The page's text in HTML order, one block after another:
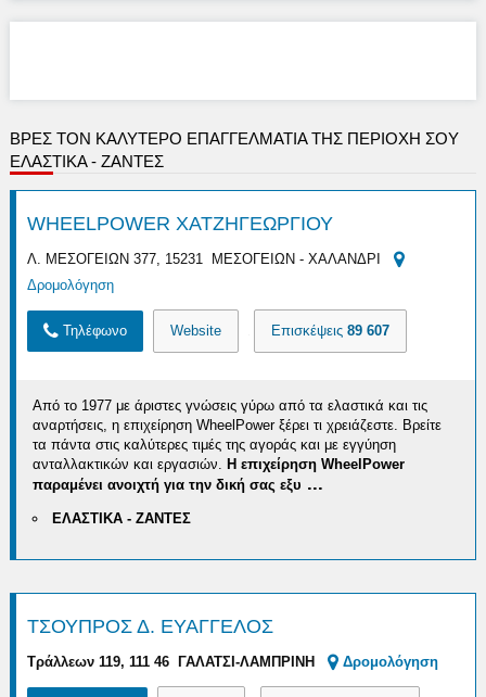
ΒΡΕΣ ΤΟΝ ΚΑΛΎΤΕΡΟ ΕΠΑΓΓΕΛΜΑΤΊΑ ΤΗΣ ΠΕΡΙΟΧΉ ΣΟΥ
ΕΛΑΣΤΙΚΑ - ΖΑΝΤΕΣ
WHEELPOWER ΧΑΤΖΗΓΕΩΡΓΙΟΥ
Λ. ΜΕΣΟΓΕΙΩΝ 377, 15231 ΜΕΣΟΓΕΙΩΝ - ΧΑΛΑΝΔΡΙ
Δρομολόγηση
Τηλέφωνο Website Επισκέψεις89 607
Από το 1977 με άριστες γνώσεις γύρω από τα ελαστικά και τις
αναρτήσεις, η επιχείρηση WheelPower ξέρει τι χρειάζεστε. Βρείτε
τα πάντα στις καλύτερες τιμές της αγοράς και με εγγύηση
ανταλλακτικών και εργασιών.
Η επιχείρηση WheelPower
παραμένει ανοιχτή για την δική σας εξυ ...
ΕΛΑΣΤΙΚΑ - ΖΑΝΤΕΣ
ΤΣΟΥΠΡΟΣ Δ. ΕΥΑΓΓΕΛΟΣ
Τράλλεων 119, 111 46 ΓΑΛΑΤΣΙ-ΛΑΜΠΡΙΝΗ Δρομολόγηση